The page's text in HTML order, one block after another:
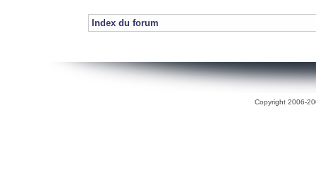
Index du forum
Copyright 2006-